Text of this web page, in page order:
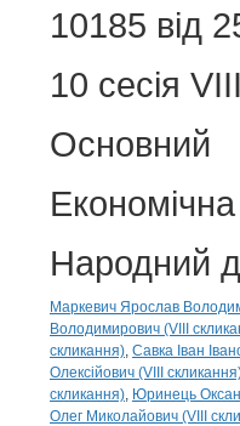
10185 від
10 сесія
Основний
Народний
Маркевич Ярослав
Володимирович (VIII
скликання) Савка Іван
Олексійович (VIII
скликання) Юринець
Олег Миколайович (VIII